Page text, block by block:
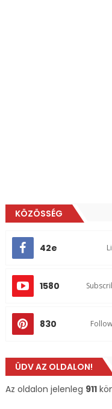
KÖZÖSSÉG
42e
1580
830
ÜDV AZ OLDALON!
Az oldalon jelenleg 911